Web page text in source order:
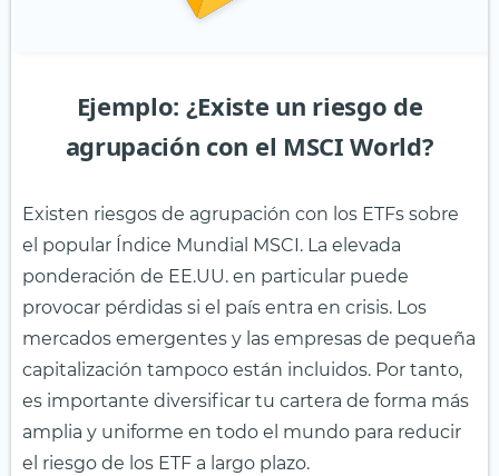
Ejemplo: ¿Existe un riesgo de
agrupación con el MSCI World?
Existen riesgos de agrupación con los ETFs sobre
el popular Índice Mundial MSCI. La elevada
ponderación de EE.UU. en particular puede
provocar pérdidas si el país entra en crisis. Los
mercados emergentes y las empresas de pequeña
capitalización tampoco están incluidos. Por tanto,
es importante diversificar tu cartera de forma más
amplia y uniforme en todo el mundo para reducir
el riesgo de los ETF a largo plazo.